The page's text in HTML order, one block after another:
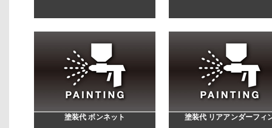
塗装代 ボンネット 塗装代 リアアンダーフィ